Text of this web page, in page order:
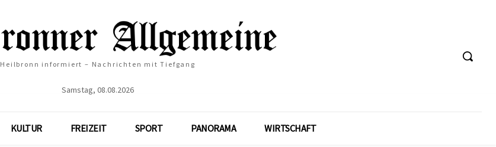
Heilbronn informiert – Nachrichten mit Tiefgang
Samstag, 08.08.2026
KULTUR FREIZEIT SPORT PANORAMA WIRTSCHAFT